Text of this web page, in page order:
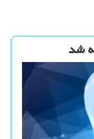
شد